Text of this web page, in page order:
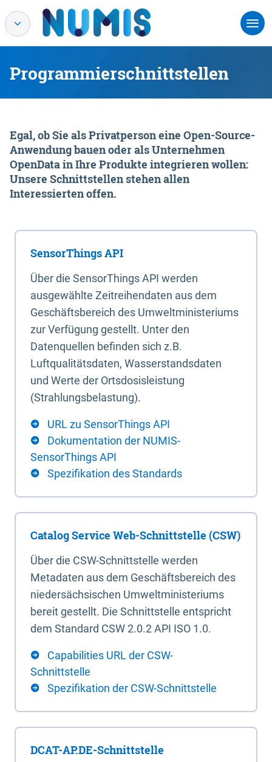
Programmierschnittstellen
Egal, ob Sie als Privatperson eine Open-Source-
Anwendung bauen oder als Unternehmen
OpenData in Ihre Produkte integrieren wollen:
Unsere Schnittstellen stehen allen
Interessierten offen.
SensorThings API
Über die SensorThings API werden
ausgewählte Zeitreihendaten aus dem
Geschäftsbereich des Umweltministeriums
zur Verfügung gestellt. Unter den
Datenquellen befinden sich z.B.
Luftqualitätsdaten, Wasserstandsdaten
und Werte der Ortsdosisleistung
(Strahlungsbelastung).
URL zu SensorThings API
Dokumentation der NUMIS-
SensorThings API
Spezifikation des Standards
Catalog Service Web-Schnittstelle (CSW)
Über die CSW-Schnittstelle werden
Metadaten aus dem Geschäftsbereich des
niedersächsischen Umweltministeriums
bereit gestellt. Die Schnittstelle entspricht
dem Standard CSW 2.0.2 API ISO 1.0.
Capabilities URL der CSW-
Schnittstelle
Spezifikation der CSW-Schnittstelle
DCAT-AP.DE-Schnittstelle